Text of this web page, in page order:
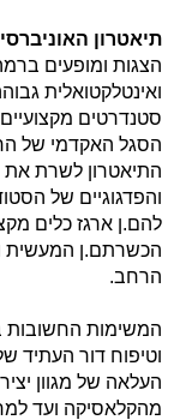
תיאטרון
הצגות ומופעים
ואינטלקטואלית
סטנדרטים מקצועיים
הסגל האקדמי של
התיאטרון לשרת את
והפדגוגיים של
להם.ן ארגז כלים
הכשרתם.ן המעשית
הרחב.
המשימות החשובות
וטיפוח דור העתיד
העלאה של מגוון
מהקלאסיקה ועד